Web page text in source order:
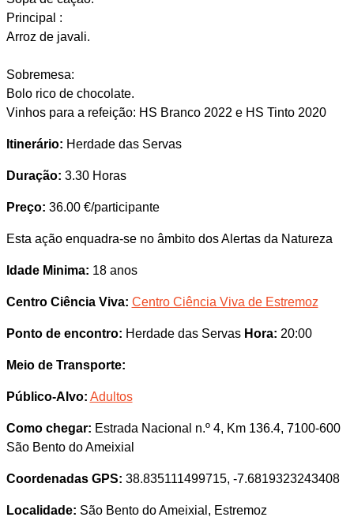
Principal :
Arroz de javali.
Sobremesa:
Bolo rico de chocolate.
Vinhos para a refeição: HS Branco 2022 e HS Tinto 2020
Itinerário: Herdade das Servas
Duração: 3.30 Horas
Preço: 36.00 €/participante
Esta ação enquadra-se no âmbito dos Alertas da Natureza
Idade Minima: 18 anos
Centro Ciência Viva: Centro Ciência Viva de Estremoz
Ponto de encontro: Herdade das Servas Hora: 20:00
Meio de Transporte:
Público-Alvo: Adultos
Como chegar: Estrada Nacional n.º 4, Km 136.4, 7100-600
São Bento do Ameixial
Coordenadas GPS: 38.835111499715, -7.6819323243408
Localidade: São Bento do Ameixial, Estremoz